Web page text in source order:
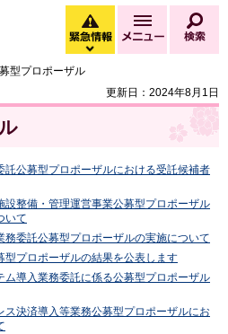
緊急情報
緊急情報を開く
メニュー
型プロポーザル
更新日：2024年8月1日
託公募型プロポーザルにおける受託候補者
設整備・管理運営事業公募型プロポーザル
いて
委託公募型プロポーザルの実施について
型プロポーザルの結果を公表します
ム導入業務委託に係る公募型プロポーザル
決済導入等業務公募型プロポーザルにお